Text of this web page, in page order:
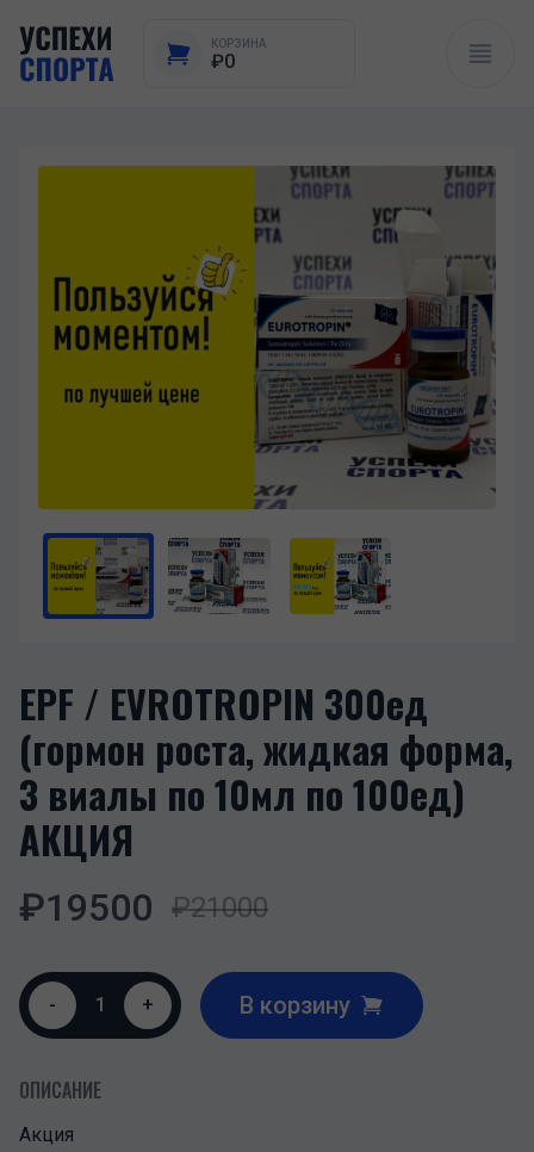
КОРЗИНА
₽0
EPF / EVROTROPIN 300ед
(гормон роста, жидкая форма,
3 виалы по 10мл по 100ед)
АКЦИЯ
₽19500 ₽21000
- 1 + В корзину
ОПИСАНИЕ
Акция